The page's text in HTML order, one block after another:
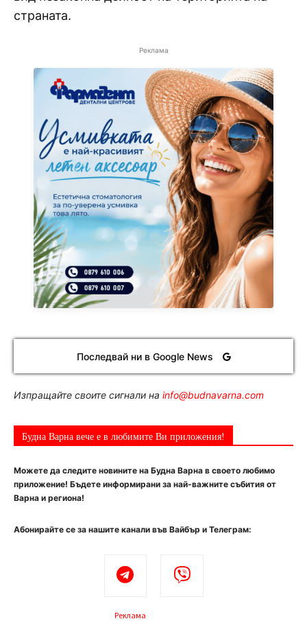
страната.
Реклама
Последвай ни в Google News
Изпращайте своите сигнали на info@budnavarna.com
Будна Варна вече е в любимите Ви приложения!
Можете да следите новините на Будна Варна в своето любимо
приложение! Бъдете информирани за най-важните събития от
Варна и региона!
Абонирайте се за нашите канали във Вайбър и Телеграм:
Реклама